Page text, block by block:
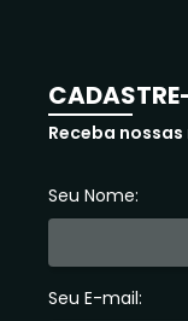
Receba
Seu Nome:
Seu E-mail: